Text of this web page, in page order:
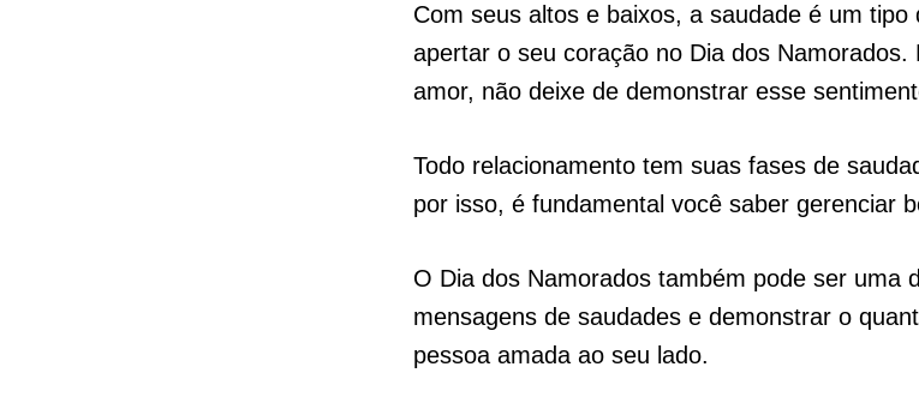
Com seus altos e baixos, a saudade é um
apertar o seu coração no Dia dos Namorados.
amor, não deixe de demonstrar esse
Todo relacionamento tem suas fases de
por isso, é fundamental você saber gerenciar
O Dia dos Namorados também pode ser uma
mensagens de saudades e demonstrar o
pessoa amada ao seu lado.